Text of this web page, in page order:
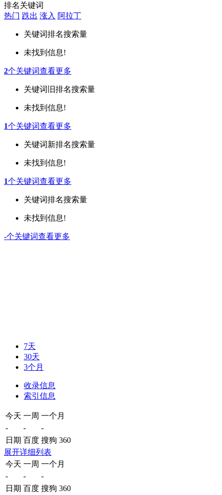
排名关键词
热门 跌出 涨入 阿拉丁
关键词排名搜索量
未找到信息!
2个关键词查看更多
关键词 旧排名搜索量
未找到信息!
1个关键词查看更多
关键词新排名搜索量
未找到信息!
1个关键词查看更多
关键词排名搜索量
未找到信息!
-个关键词查看更多
7天
30天
3个月
收录信息
索引信息
今天 一周 一个月
-
-
-
日期 百度 搜狗 360
展开详细列表
今天 一周 一个月
-
-
-
日期 百度 搜狗 360